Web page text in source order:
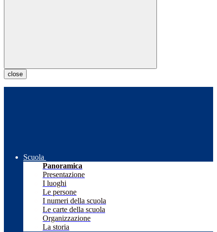
close
Scuola
Panoramica
Presentazione
I luoghi
Le persone
I numeri della scuola
Le carte della scuola
Organizzazione
La storia